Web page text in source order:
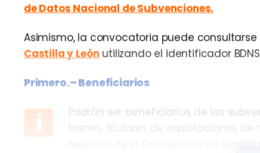
de Datos Nacional de Subvenciones.
Asimismo, la convocatoria puede
Castilla y León utilizando el identificador
Primero.– Beneficiarios
Podrán ser beneficiarios de las
bienes, titulares de explotaciones
territorio de la Comunidad de